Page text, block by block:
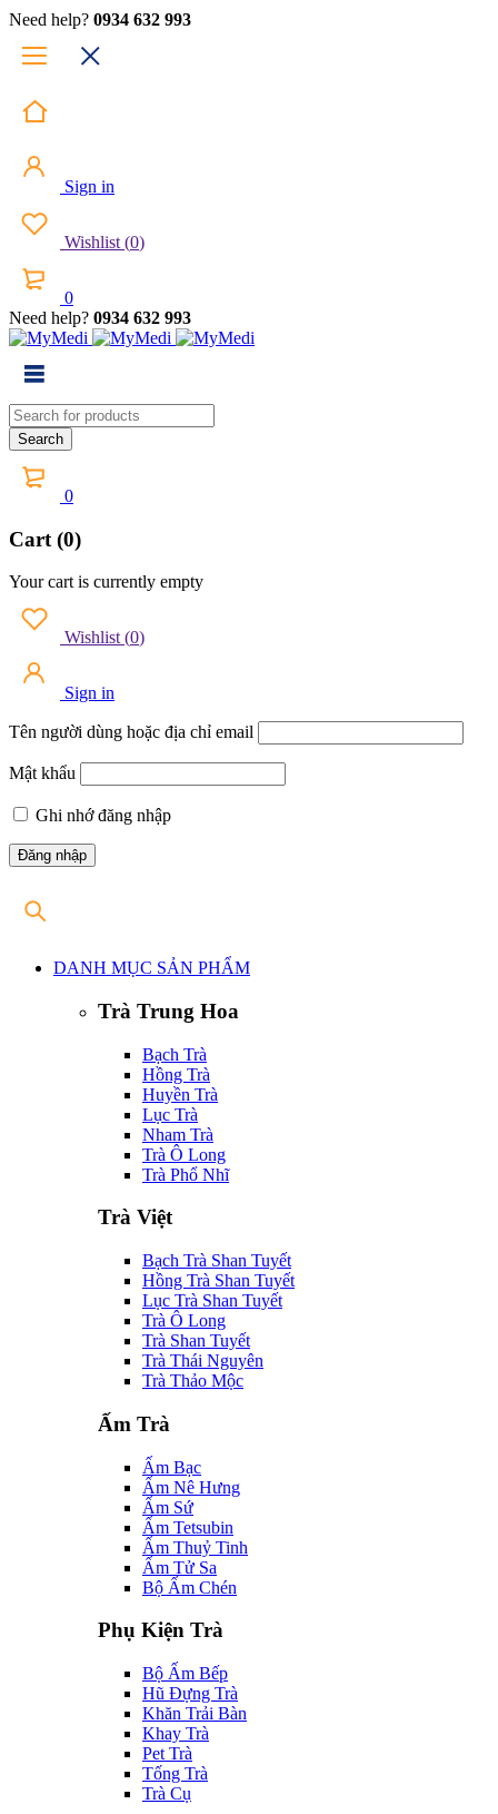
Need help? 0934 632 993
Sign in
Wishlist (0)
0
Need help? 0934 632 993
0
Cart (0)
Your cart is currently empty
Wishlist (0)
Sign in
Tên người dùng hoặc địa chỉ email
Mật khẩu
Ghi nhớ đăng nhập
DANH MỤC SẢN PHẨM
Trà Trung Hoa
Bạch Trà
Hồng Trà
Huyền Trà
Lục Trà
Nham Trà
Trà Ô Long
Trà Phổ Nhĩ
Trà Việt
Bạch Trà Shan Tuyết
Hồng Trà Shan Tuyết
Lục Trà Shan Tuyết
Trà Ô Long
Trà Shan Tuyết
Trà Thái Nguyên
Trà Thảo Mộc
Ấm Trà
Ấm Bạc
Ấm Nê Hưng
Ấm Sứ
Ấm Tetsubin
Ấm Thuỷ Tinh
Ấm Tử Sa
Bộ Ấm Chén
Phụ Kiện Trà
Bộ Ấm Bếp
Hũ Đựng Trà
Khăn Trải Bàn
Khay Trà
Pet Trà
Tống Trà
Trà Cụ